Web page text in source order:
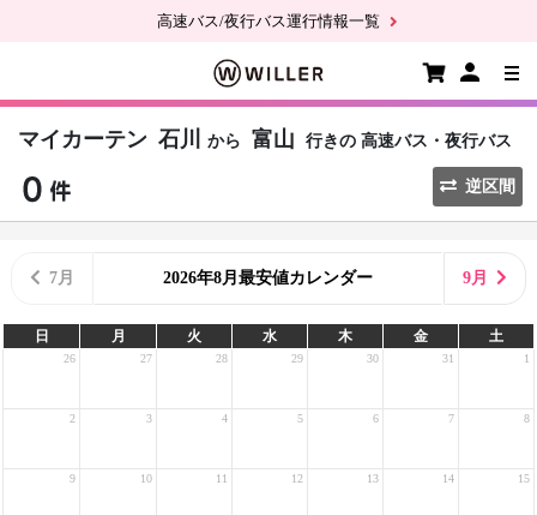
高速バス/夜行バス運行情報一覧
マイカーテン 石川 から 富山 行きの 高速バス・夜行バス
逆区間
7月 2026年8月最安値カレンダー 9月
日 月 火 水 木 金 土
26 27 28 29 30 31 1
2 3 4 5 6 7 8
9 10 11 12 13 14 15